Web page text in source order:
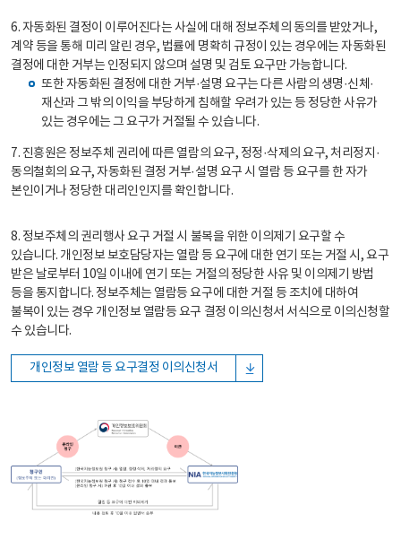
6. 자동화된 결정이 이루어진다는 사실에 대해 정보주체의 동의를 받았거나,
계약 등을 통해 미리 알린 경우, 법률에 명확히 규정이 있는 경우에는 자동화된
결정에 대한 거부는 인정되지 않으며 설명 및 검토 요구만 가능합니다.
또한 자동화된 결정에 대한 거부·설명 요구는 다른 사람의 생명·신체·
재산과 그 밖의 이익을 부당하게 침해할 우려가 있는 등 정당한 사유가
있는 경우에는 그 요구가 거절될 수 있습니다.
7. 진흥원은 정보주체 권리에 따른 열람의 요구, 정정·삭제의 요구, 처리정지·
동의철회의 요구, 자동화된 결정 거부·설명 요구 시 열람 등 요구를 한 자가
본인이거나 정당한 대리인인지를 확인합니다.
8. 정보주체의 권리행사 요구 거절 시 불복을 위한 이의제기 요구할 수
있습니다. 개인정보 보호담당자는 열람 등 요구에 대한 연기 또는 거절 시, 요구
받은 날로부터 10일 이내에 연기 또는 거절의 정당한 사유 및 이의제기 방법
등을 통지합니다. 정보주체는 열람등 요구에 대한 거절 등 조치에 대하여
불복이 있는 경우 개인정보 열람등 요구 결정 이의신청서 서식으로 이의신청할
수 있습니다.
개인정보 열람 등 요구결정 이의신청서